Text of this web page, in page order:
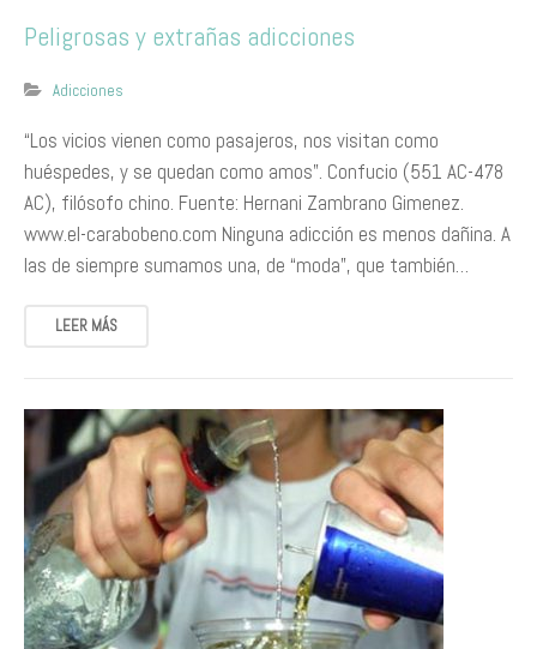
Peligrosas y extrañas adicciones
Adicciones
​“Los vicios vienen como pasajeros, nos visitan como
huéspedes, y se quedan como amos”. Confucio (551 AC-478
AC), filósofo chino. Fuente: Hernani Zambrano Gimenez.
www.el-carabobeno.com Ninguna adicción es menos dañina. A
las de siempre sumamos una, de “moda”, que también…
LEER MÁS